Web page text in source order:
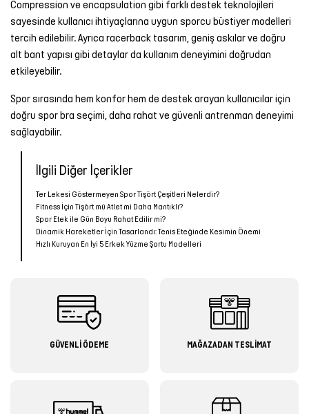
Compression ve encapsulation gibi farklı destek teknolojileri
sayesinde kullanıcı ihtiyaçlarına uygun sporcu büstiyer modelleri
tercih edilebilir. Ayrıca racerback tasarım, geniş askılar ve doğru
alt bant yapısı gibi detaylar da kullanım deneyimini doğrudan
etkileyebilir.
Spor sırasında hem konfor hem de destek arayan kullanıcılar için
doğru spor bra seçimi, daha rahat ve güvenli antrenman deneyimi
sağlayabilir.
İlgili Diğer İçerikler
Ter Lekesi Göstermeyen Spor Tişört Çeşitleri Nelerdir?
Fitness İçin Tişört mü Atlet mi Daha Mantıklı?
Spor Etek ile Gün Boyu Rahat Edilir mi?
Dinamik Hareketler İçin Tasarlandı: Tenis Eteğinde Kesimin Önemi
Hızlı Kuruyan En İyi 5 Erkek Yüzme Şortu Modelleri
GÜVENLİ ÖDEME MAĞAZADAN TESLİMAT